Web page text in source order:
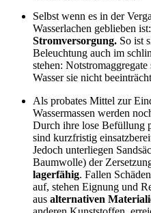
Selbst wenn es in der
Wasserlachen geblieben
Stromversorgung. So ist
Beleuchtung auch im
stehen:
Wasser sie nicht
Als probates Mittel zur
Wassermassen werden
Durch ihre lose Befüllung
sind kurzfristig
Jedoch unterliegen
Baumwolle) der
lagerfähig. Fallen
auf, stehen Eignung und
aus alternativen